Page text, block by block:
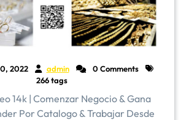
2022 admin
0 Comments
266 tags
14k | Comenzar Negocio & Gana
Por Catalogo & Trabajar Desde